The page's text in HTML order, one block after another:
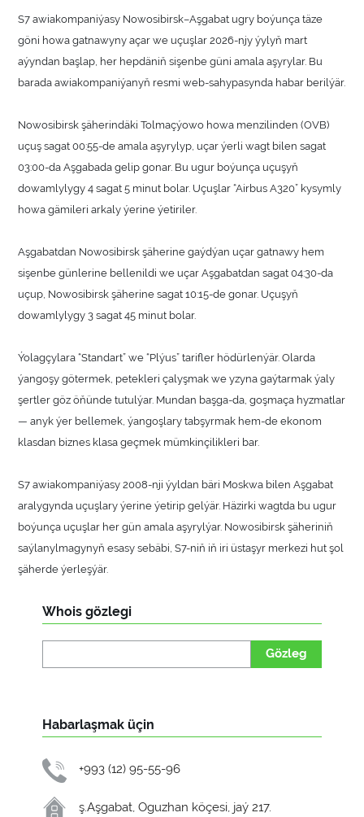
S7 awiakompaniýasy Nowosibirsk–Aşgabat ugry boýunça täze
göni howa gatnawyny açar we uçuşlar 2026-njy ýylyň mart
aýyndan başlap, her hepdäniň sişenbe güni amala aşyrylar. Bu
barada awiakompaniýanyň resmi web-sahypasynda habar berilýär.
Nowosibirsk şäherindäki Tolmaçýowo howa menzilinden (OVB)
uçuş sagat 00:55-de amala aşyrylyp, uçar ýerli wagt bilen sagat
03:00-da Aşgabada gelip gonar. Bu ugur boýunça uçuşyň
dowamlylygy 4 sagat 5 minut bolar. Uçuşlar “Airbus A320” kysymly
howa gämileri arkaly ýerine ýetiriler.
Aşgabatdan Nowosibirsk şäherine gaýdýan uçar gatnawy hem
sişenbe günlerine bellenildi we uçar Aşgabatdan sagat 04:30-da
uçup, Nowosibirsk şäherine sagat 10:15-de gonar. Uçuşyň
dowamlylygy 3 sagat 45 minut bolar.
Ýolagçylara “Standart” we “Plýus” tarifler hödürlenýär. Olarda
ýangoşy götermek, petekleri çalyşmak we yzyna gaýtarmak ýaly
şertler göz öňünde tutulýar. Mundan başga-da, goşmaça hyzmatlar
— anyk ýer bellemek, ýangoşlary tabşyrmak hem-de ekonom
klasdan biznes klasa geçmek mümkinçilikleri bar.
S7 awiakompaniýasy 2008-nji ýyldan bäri Moskwa bilen Aşgabat
aralygynda uçuşlary ýerine ýetirip gelýär. Häzirki wagtda bu ugur
boýunça uçuşlar her gün amala aşyrylýar. Nowosibirsk şäheriniň
saýlanylmagynyň esasy sebäbi, S7-niň iň iri üstaşyr merkezi hut şol
şäherde ýerleşýär.
Whois gözlegi
Gözleg
Habarlaşmak üçin
+993 (12) 95-55-96
ş.Aşgabat, Oguzhan köçesi, jaý 217.